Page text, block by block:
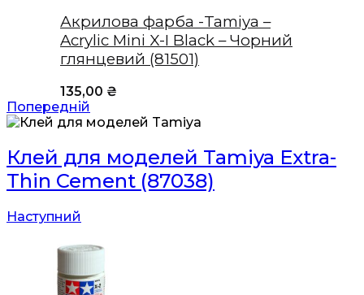
Акрилова фарба -Tamiya –
Acrylic Mini X-I Black – Чорний
глянцевий (81501)
135,00 ₴
Попередній
Клей для моделей Tamiya Extra-
Thin Cement (87038)
Наступний